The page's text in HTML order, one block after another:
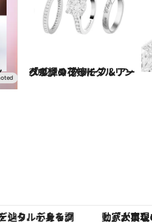
2022.2.4
「ヴァン クリーフ＆アーペル」のブライダルリングで輝く花嫁に
ライフスタイル
「大事なのは地域の意識を変えること」。ロレックス賞受賞の自然保護活動家が実現させたナイジェリアの自然環境の復活 【銀座で出合う最旬美容】美髪ケアや上質